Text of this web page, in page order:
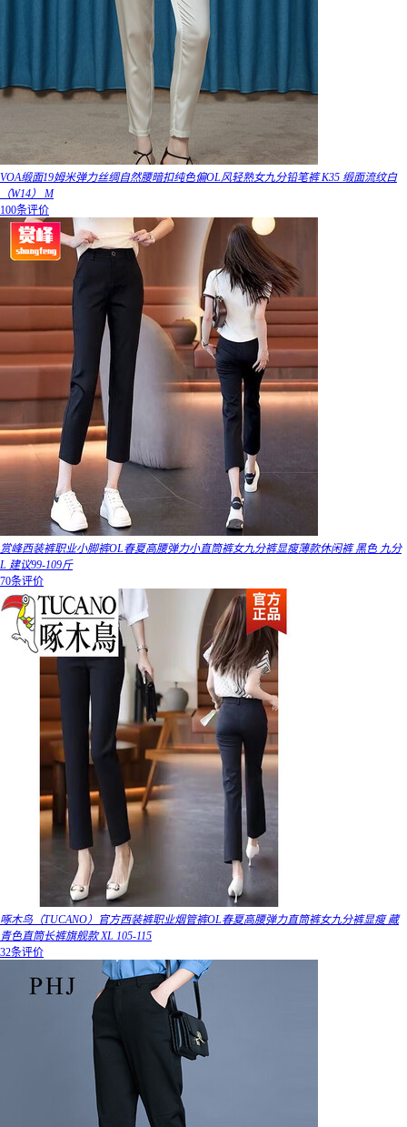
VOA缎面19姆米弹力丝绸自然腰暗扣纯色偏OL风轻熟女九分铅笔裤 K35 缎面流纹白
（W14） M
100条评价
赏峰西装裤职业小脚裤OL春夏高腰弹力小直筒裤女九分裤显瘦薄款休闲裤 黑色 九分
L 建议99-109斤
70条评价
啄木鸟（TUCANO）官方西装裤职业烟管裤OL春夏高腰弹力直筒裤女九分裤显瘦 藏
青色直筒长裤旗舰款 XL 105-115
32条评价